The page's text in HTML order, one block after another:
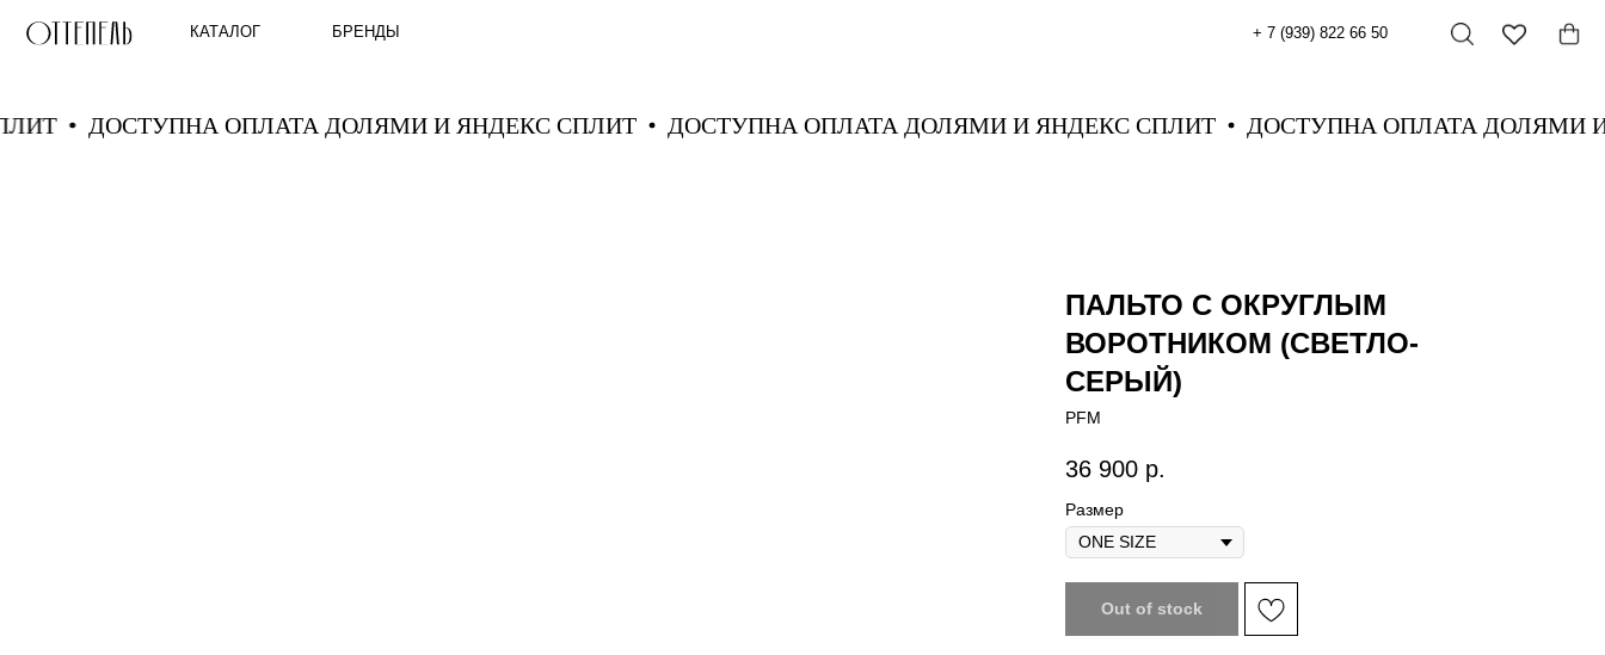
КАТАЛОГ БРЕНДЫ
СПЛИТ ДОСТУПНА ОПЛАТА ДОЛЯМИ И ЯНДЕКС СПЛИТ ДОСТУПНА ОПЛАТА ДОЛЯМИ И ЯНДЕКС СПЛИТ ДОСТУПНА ОПЛАТА
ПАЛЬТО С ОКРУГЛЫМ
ВОРОТНИКОМ (СВЕТЛО-
СЕРЫЙ)
PFM
36 900 р.
Размер
Out of stock